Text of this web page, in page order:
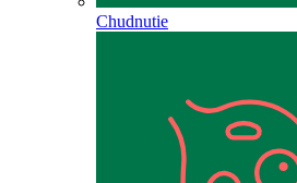
Chudnutie